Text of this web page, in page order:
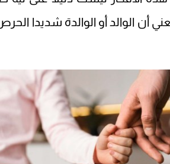
أن الوالد أو الوالدة شديدا